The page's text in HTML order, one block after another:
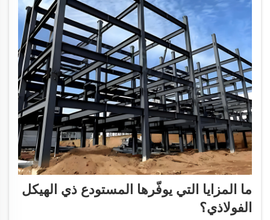
ما المزايا التي يوفّرها المستودع ذي الهيكل
الفولاذي؟